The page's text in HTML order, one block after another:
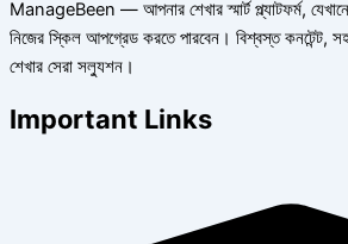
ManageBeen — আপনার শেখার স্মার্ট প্ল্যাটফর্ম,
নিজের স্কিল আপগ্রেড করতে পারবেন। বিশ্বস্ত কনটেন্ট,
শেখার সেরা সল্যুশন।
Important Links